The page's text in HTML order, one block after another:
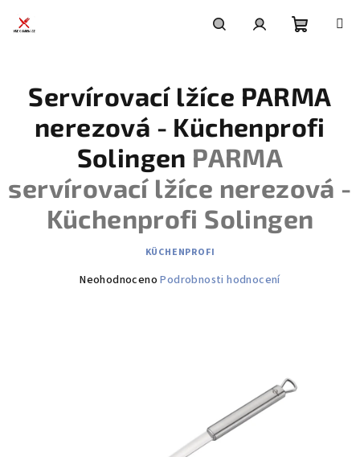
košík
Servírovací lžíce PARMA
nerezová - Küchenprofi
Solingen PARMA
servírovací lžíce nerezová -
Küchenprofi Solingen
KÜCHENPROFI
Průměrné
Neohodnoceno Podrobnosti hodnocení